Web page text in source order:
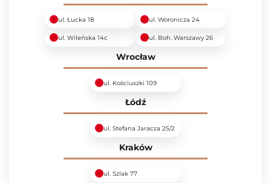
ul. Łucka 18 ul. Woronicza 24
ul. Wileńska 14c ul. Boh. Warszawy 26
Wrocław
ul. Kościuszki 109
Łódź
ul. Stefana Jaracza 25/2
Kraków
ul. Szlak 77